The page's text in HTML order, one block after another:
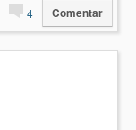
4 Comentar